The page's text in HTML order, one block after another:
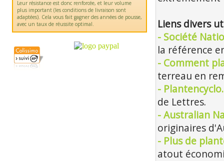
Leur résistance est donc renforcée, et leur volume
plus important (les conditions de livraison sont
adaptées). Cela vous fait gagner des années de pousse,
avec un taux de réussite optimal.
Liens divers
- Société
la référence
- Comment
terreau en
-
de Lettres.
- Australian
originaires
- Plus de
atout